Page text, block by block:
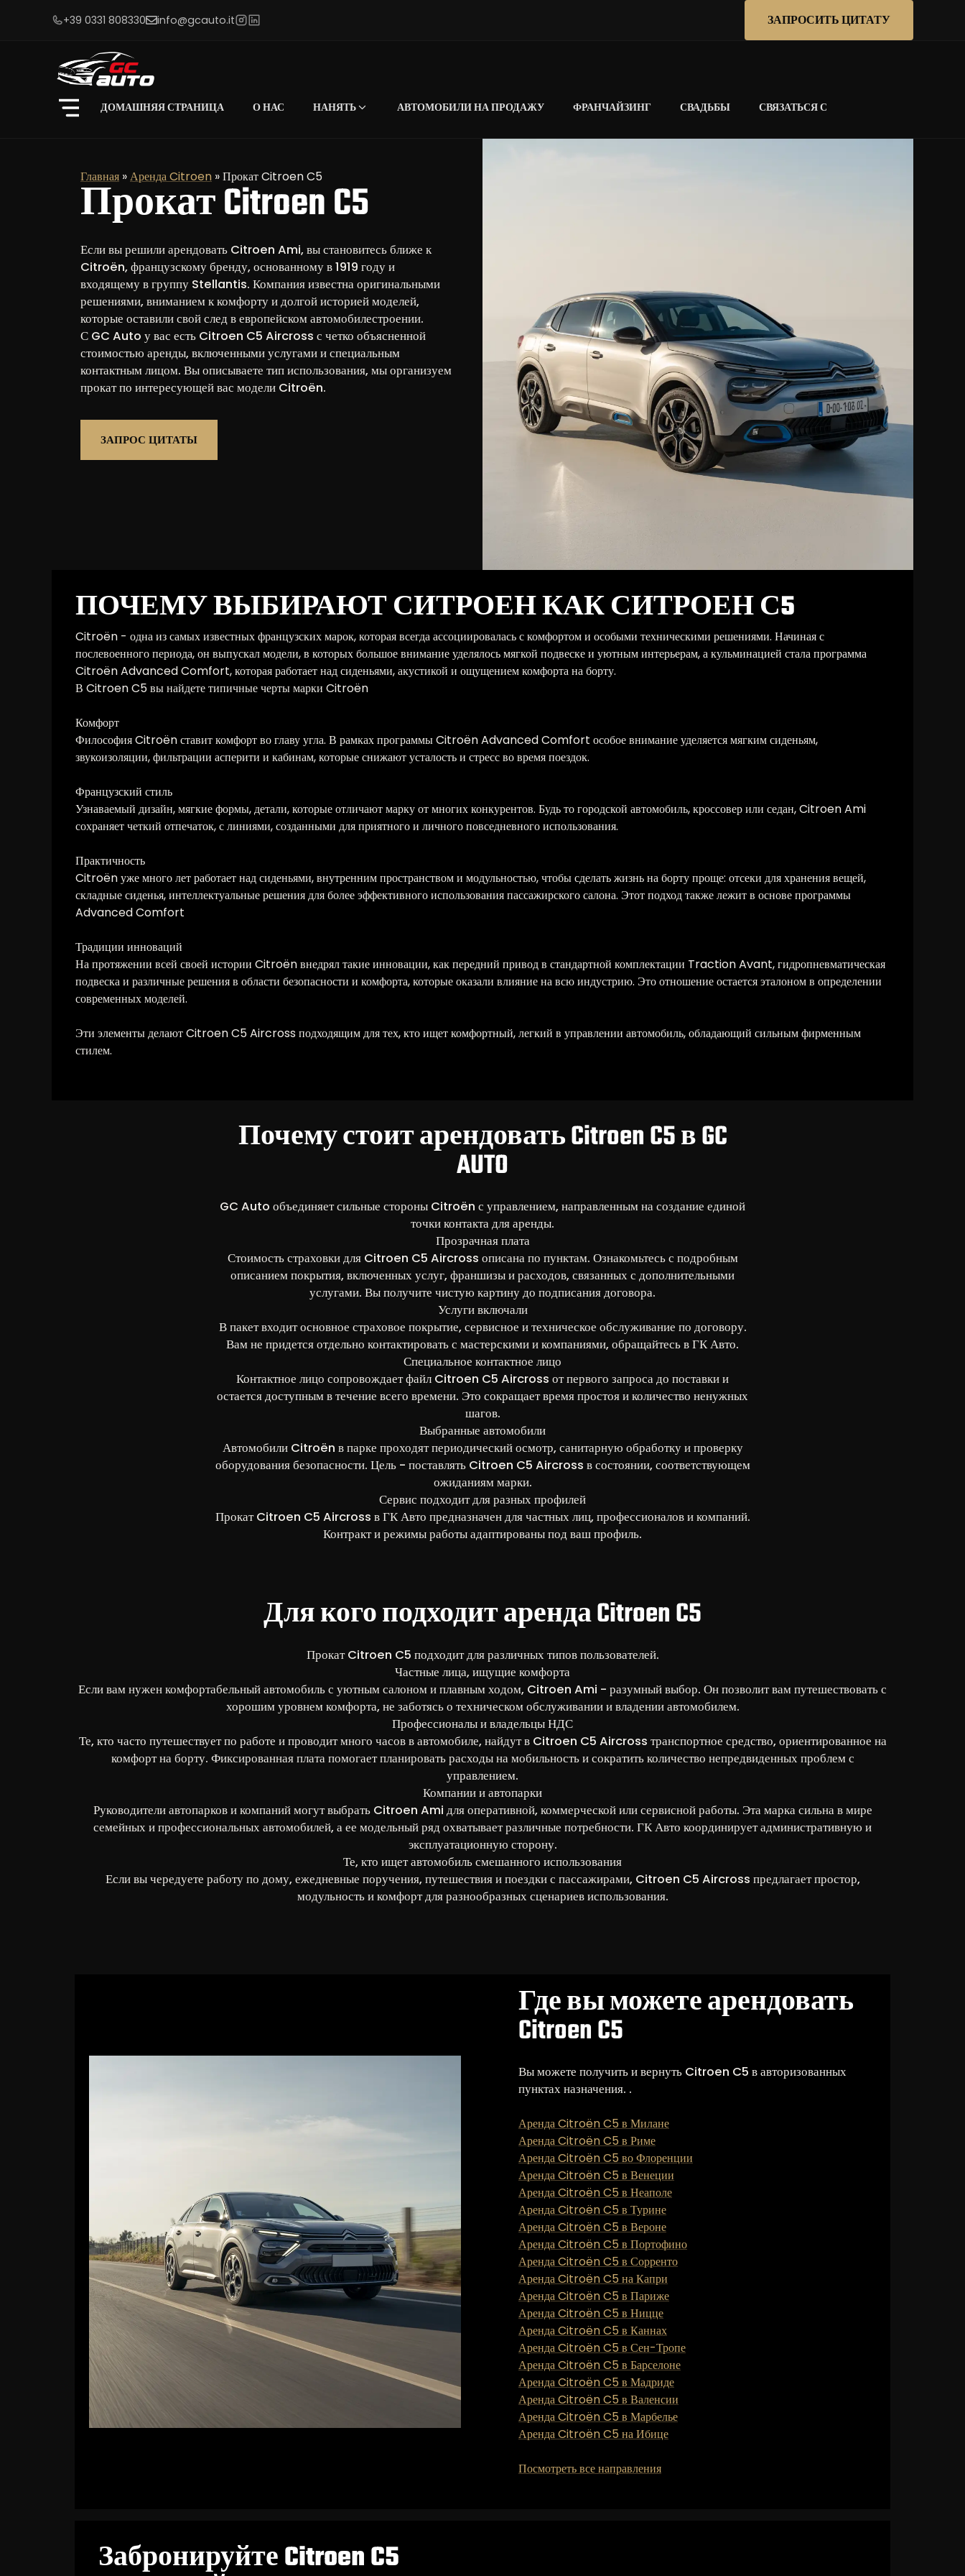
+39 0331 808330 info@gcauto.it ЗАПРОСИТЬ ЦИТАТУ
ДОМАШНЯЯ СТРАНИЦА О НАС НАНЯТЬ АВТОМОБИЛИ НА ПРОДАЖУ ФРАНЧАЙЗИНГ СВАДЬБЫ СВЯЗАТЬСЯ С
Главная »Аренда Citroen »Прокат Citroen C5
Прокат Citroen C5
Если вы решили арендовать Citroen Ami, вы становитесь ближе к
Citroën, французскому бренду, основанному в 1919 году и
входящему в группу Stellantis. Компания известна оригинальными
решениями, вниманием к комфорту и долгой историей моделей,
которые оставили свой след в европейском автомобилестроении.
С GC Auto у вас есть Citroen C5 Aircross с четко объясненной
стоимостью аренды, включенными услугами и специальным
контактным лицом. Вы описываете тип использования, мы организуем
прокат по интересующей вас модели Citroën.
ЗАПРОС ЦИТАТЫ
ПОЧЕМУ ВЫБИРАЮТ СИТРОЕН КАК СИТРОЕН С5
Citroën - одна из самых известных французских марок, которая всегда ассоциировалась с комфортом и особыми техническими решениями. Начиная с
послевоенного периода, он выпускал модели, в которых большое внимание уделялось мягкой подвеске и уютным интерьерам, а кульминацией стала программа
Citroën Advanced Comfort, которая работает над сиденьями, акустикой и ощущением комфорта на борту.
В Citroen C5 вы найдете типичные черты марки Citroën
Комфорт
Философия Citroën ставит комфорт во главу угла. В рамках программы Citroën Advanced Comfort особое внимание уделяется мягким сиденьям,
звукоизоляции, фильтрации асперити и кабинам, которые снижают усталость и стресс во время поездок.
Французский стиль
Узнаваемый дизайн, мягкие формы, детали, которые отличают марку от многих конкурентов. Будь то городской автомобиль, кроссовер или седан, Citroen Ami
сохраняет четкий отпечаток, с линиями, созданными для приятного и личного повседневного использования.
Практичность
Citroën уже много лет работает над сиденьями, внутренним пространством и модульностью, чтобы сделать жизнь на борту проще: отсеки для хранения вещей,
складные сиденья, интеллектуальные решения для более эффективного использования пассажирского салона. Этот подход также лежит в основе программы
Advanced Comfort
Традиции инноваций
На протяжении всей своей истории Citroën внедрял такие инновации, как передний привод в стандартной комплектации Traction Avant, гидропневматическая
подвеска и различные решения в области безопасности и комфорта, которые оказали влияние на всю индустрию. Это отношение остается эталоном в определении
современных моделей.
Эти элементы делают Citroen C5 Aircross подходящим для тех, кто ищет комфортный, легкий в управлении автомобиль, обладающий сильным фирменным
стилем.
Почему стоит арендовать Citroen C5 в GC
AUTO
GC Auto объединяет сильные стороны Citroën с управлением, направленным на создание единой
точки контакта для аренды.
Прозрачная плата
Стоимость страховки для Citroen C5 Aircross описана по пунктам. Ознакомьтесь с подробным
описанием покрытия, включенных услуг, франшизы и расходов, связанных с дополнительными
услугами. Вы получите чистую картину до подписания договора.
Услуги включали
В пакет входит основное страховое покрытие, сервисное и техническое обслуживание по договору.
Вам не придется отдельно контактировать с мастерскими и компаниями, обращайтесь в ГК Авто.
Специальное контактное лицо
Контактное лицо сопровождает файл Citroen C5 Aircross от первого запроса до поставки и
остается доступным в течение всего времени. Это сокращает время простоя и количество ненужных
шагов.
Выбранные автомобили
Автомобили Citroën в парке проходят периодический осмотр, санитарную обработку и проверку
оборудования безопасности. Цель - поставлять Citroen C5 Aircross в состоянии, соответствующем
ожиданиям марки.
Сервис подходит для разных профилей
Прокат Citroen C5 Aircross в ГК Авто предназначен для частных лиц, профессионалов и компаний.
Контракт и режимы работы адаптированы под ваш профиль.
Для кого подходит аренда Citroen C5
Прокат Citroen C5 подходит для различных типов пользователей.
Частные лица, ищущие комфорта
Если вам нужен комфортабельный автомобиль с уютным салоном и плавным ходом, Citroen Ami - разумный выбор. Он позволит вам путешествовать с
хорошим уровнем комфорта, не заботясь о техническом обслуживании и владении автомобилем.
Профессионалы и владельцы НДС
Те, кто часто путешествует по работе и проводит много часов в автомобиле, найдут в Citroen C5 Aircross транспортное средство, ориентированное на
комфорт на борту. Фиксированная плата помогает планировать расходы на мобильность и сократить количество непредвиденных проблем с
управлением.
Компании и автопарки
Руководители автопарков и компаний могут выбрать Citroen Ami для оперативной, коммерческой или сервисной работы. Эта марка сильна в мире
семейных и профессиональных автомобилей, а ее модельный ряд охватывает различные потребности. ГК Авто координирует административную и
эксплуатационную сторону.
Те, кто ищет автомобиль смешанного использования
Если вы чередуете работу по дому, ежедневные поручения, путешествия и поездки с пассажирами, Citroen C5 Aircross предлагает простор,
модульность и комфорт для разнообразных сценариев использования.
Где вы можете арендовать
Citroen C5
Вы можете получить и вернуть Citroen C5 в авторизованных
пунктах назначения. .
Аренда Citroën C5 в Милане
Аренда Citroën C5 в Риме
Аренда Citroën C5 во Флоренции
Аренда Citroën C5 в Венеции
Аренда Citroën C5 в Неаполе
Аренда Citroën C5 в Турине
Аренда Citroën C5 в Вероне
Аренда Citroën C5 в Портофино
Аренда Citroën C5 в Сорренто
Аренда Citroën C5 на Капри
Аренда Citroën C5 в Париже
Аренда Citroën C5 в Ницце
Аренда Citroën C5 в Каннах
Аренда Citroën C5 в Сен-Тропе
Аренда Citroën C5 в Барселоне
Аренда Citroën C5 в Мадриде
Аренда Citroën C5 в Валенсии
Аренда Citroën C5 в Марбелье
Аренда Citroën C5 на Ибице
Посмотреть все направления
Забронируйте Citroen C5